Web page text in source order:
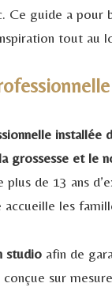
Ce guide a pour
tout au
installée
grossesse et le
de 13 ans
accueille les
studio afin de
sur